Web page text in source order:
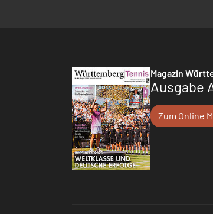
Magazin
Ausgabe
Zum Online